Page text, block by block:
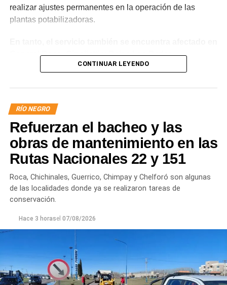
realizar ajustes permanentes en la operación de las
plantas potabilizadoras.
General Roca, Cipolletti y Balsa Las Perlas,
localidades donde podrían registrarse bajas de
trabaja para sostener la producción de agua potable.
Por otra parte, en Gral. E. Godoy se registran valores de
turbiedad cercanos a 80 NTU, mientras que en
Chichinales rondan los 10 NTU. En ambos casos, las
plantas continúan funcionando con monitoreo
permanente.
Los equipos técnicos de Aguas Rionegrinas mantienen
un seguimiento constante de la evolución de la turbiedad
con las condiciones que presenta el río.
CONTINUAR LEYENDO
RÍO NEGRO
Refuerzan el bacheo y las
obras de mantenimiento en las
Rutas Nacionales 22 y 151
Roca, Chichinales, Guerrico, Chimpay y Chelforó son algunas
de las localidades donde ya se realizaron tareas de
conservación.
Hace 3 horasel 07/08/2026